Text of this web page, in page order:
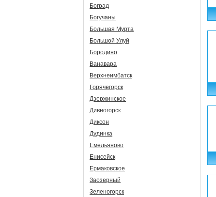
Боград
Богучаны
Большая Мурта
Большой Улуй
Бородино
Ванавара
Верхнеимбатск
Горячегорск
Дзержинское
Дивногорск
Диксон
Дудинка
Емельяново
Енисейск
Ермаковское
Заозерный
Зеленогорск